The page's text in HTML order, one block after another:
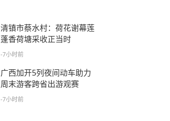
清镇市蔡水村：荷花谢幕莲
蓬香荷塘采收正当时
-7小时前
广西加开5列夜间动车助力
周末游客跨省出游观赛
-7小时前